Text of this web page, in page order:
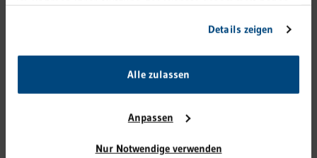
Details zeigen
Alle zulassen
Anpassen
Nur Notwendige verwenden
IMPRESSUM
HINWEISGEBERSTELLE
MEDIZINPRODUKTESICHERHEIT
BARRIEREFREIHEIT